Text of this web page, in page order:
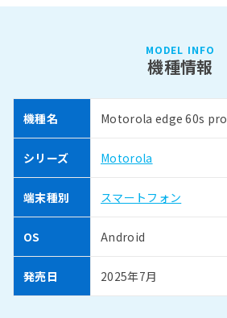
MODEL INFO
機種情報
機種名 Motorola edge 60s pro
シリーズ Motorola
端末種別 スマートフォン
OS Android
発売日 2025年7月